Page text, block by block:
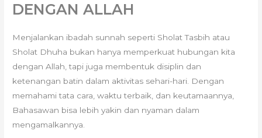
DENGAN ALLAH
Menjalankan ibadah sunnah seperti Sholat Tasbih atau
Sholat Dhuha bukan hanya memperkuat hubungan kita
dengan Allah, tapi juga membentuk disiplin dan
ketenangan batin dalam aktivitas sehari-hari. Dengan
memahami tata cara, waktu terbaik, dan keutamaannya,
Bahasawan bisa lebih yakin dan nyaman dalam
mengamalkannya.